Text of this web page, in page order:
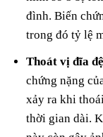
đình. Biến
trong đó tỷ lệ
Thoát vị đĩa
chứng nặng
xảy ra khi
thời gian dài.